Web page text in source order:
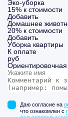
Эко-уборка
15% к стоимости
Добавить
Домашнее
20% к стоимости
Добавить
Уборка квартиры
К оплате
руб
Ориентировочная
Даю согласие на
что ознакомлен с